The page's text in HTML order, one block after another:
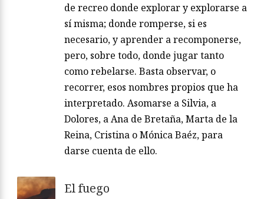
de recreo donde explorar y explorarse a
sí misma; donde romperse, si es
necesario, y aprender a recomponerse,
pero, sobre todo, donde jugar tanto
como rebelarse. Basta observar, o
recorrer, esos nombres propios que ha
interpretado. Asomarse a Silvia, a
Dolores, a Ana de Bretaña, Marta de la
Reina, Cristina o Mónica Baéz, para
darse cuenta de ello.
El fuego